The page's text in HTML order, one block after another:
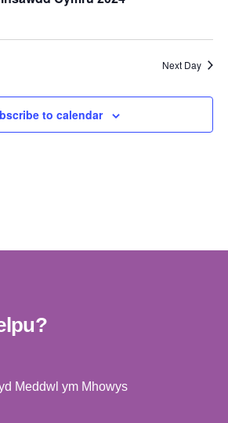
Next Day
to calendar
Meddwl ym Mhowys